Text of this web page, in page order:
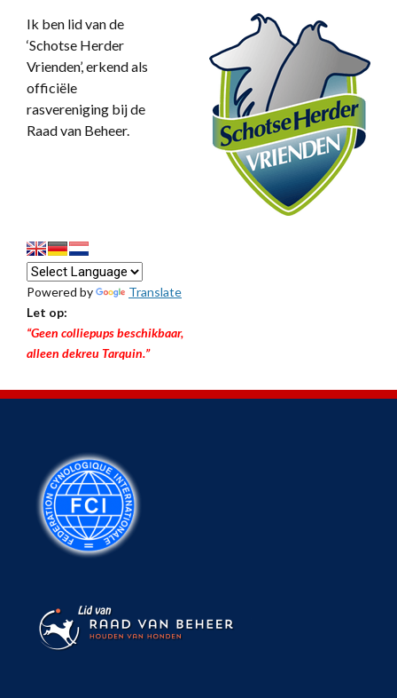
Ik ben lid van de
‘Schotse Herder
Vrienden’, erkend als
officiële
rasvereniging bij de
Raad van Beheer.
Powered by
Translate
Let op:
“Geen colliepups beschikbaar,
alleen dekreu Tarquin.”